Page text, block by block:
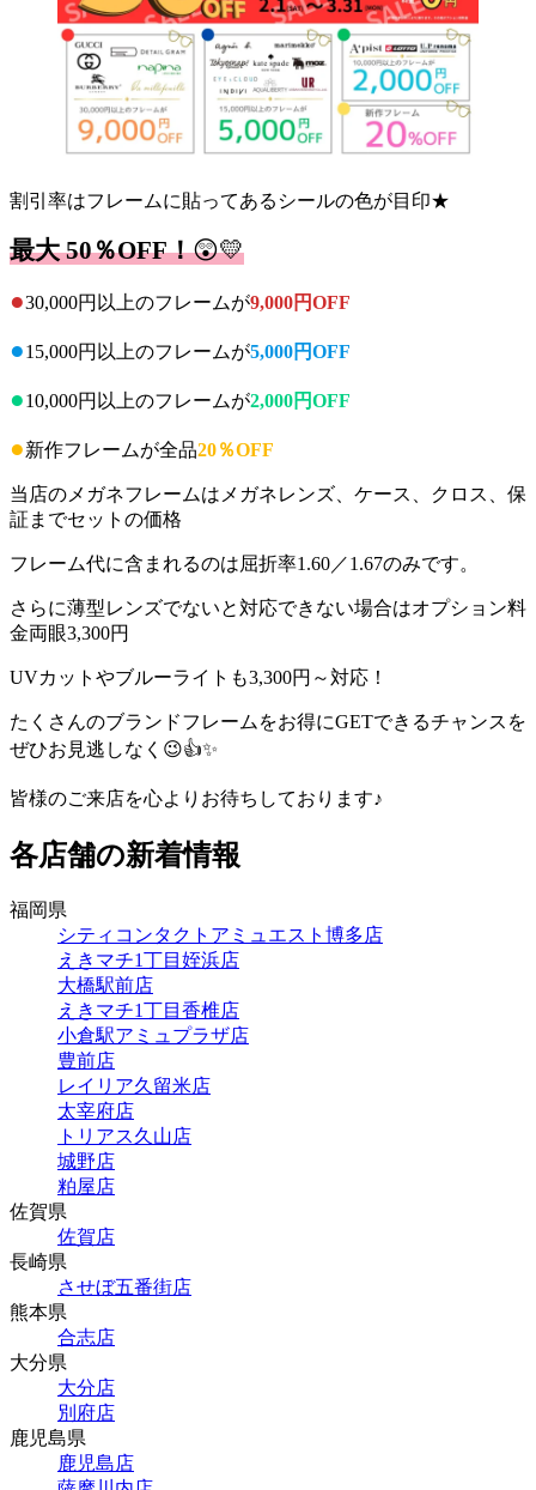
割引率はフレームに貼ってあるシールの色が目印★
最大 50％OFF！😲💛
●30,000円以上のフレームが9,000円OFF
●15,000円以上のフレームが5,000円OFF
●10,000円以上のフレームが2,000円OFF
●新作フレームが全品20％OFF
当店のメガネフレームはメガネレンズ、ケース、クロス、保
証までセットの価格
フレーム代に含まれるのは屈折率1.60／1.67のみです。
さらに薄型レンズでないと対応できない場合はオプション料
金両眼3,300円
UVカットやブルーライトも3,300円～対応！
たくさんのブランドフレームをお得にGETできるチャンスを
ぜひお見逃しなく😉👍✨
皆様のご来店を心よりお待ちしております♪
各店舗の新着情報
福岡県
シティコンタクトアミュエスト博多店
えきマチ1丁目姪浜店
大橋駅前店
えきマチ1丁目香椎店
小倉駅アミュプラザ店
豊前店
レイリア久留米店
太宰府店
トリアス久山店
城野店
粕屋店
佐賀県
佐賀店
長崎県
させぼ五番街店
熊本県
合志店
大分県
大分店
別府店
鹿児島県
鹿児島店